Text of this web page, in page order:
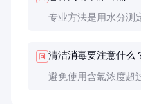
专业方法是用水分测
问 清洁消毒要注意什么
避免使用含氯浓度超